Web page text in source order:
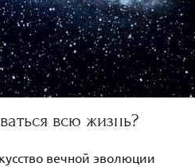
всю жизнь?
вечной эволюции